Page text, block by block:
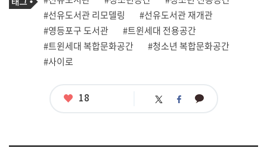
사
관
련
태
그
그
#선유도서관 리모델링
#선유도서관 재개관
#영등포구 도서관
#트윈세대 전용공간
#트윈세대 복합문화공간
#청소년 복합문화공간
#사이로
좋
18 트 페 카